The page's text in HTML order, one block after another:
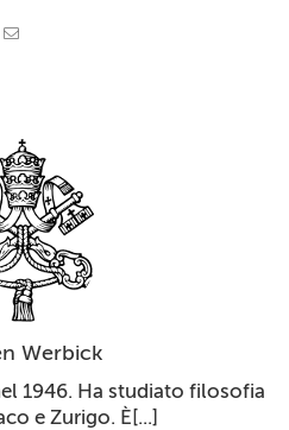
Werbick
1946. Ha studiato filosofia
e Zurigo. È[...]